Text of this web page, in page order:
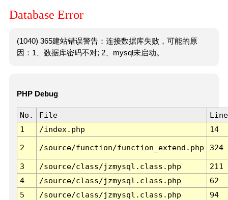
Database Error
(1040) 365建站错误警告：连接数据库失败，可能的原
因：1、数据库密码不对; 2、mysql未启动。
PHP Debug
No. File
Line
1
/index.php 14
2 /source/function/function_extend.php 324
3 /source/class/jzmysql.class.php
211
4
/source/class/jzmysql.class.php
62
5
/source/class/jzmysql.class.php
94